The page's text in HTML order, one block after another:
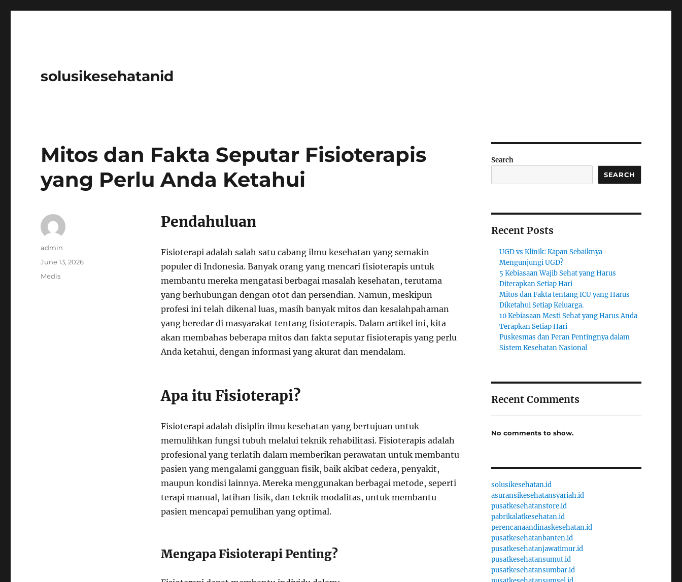
solusikesehatanid
Mitos dan Fakta Seputar Fisioterapis
yang Perlu Anda Ketahui
Pendahuluan
Fisioterapi adalah salah satu cabang ilmu kesehatan yang semakin
populer di Indonesia. Banyak orang yang mencari fisioterapis untuk
membantu mereka mengatasi berbagai masalah kesehatan, terutama
yang berhubungan dengan otot dan persendian. Namun, meskipun
profesi ini telah dikenal luas, masih banyak mitos dan kesalahpahaman
yang beredar di masyarakat tentang fisioterapis. Dalam artikel ini, kita
akan membahas beberapa mitos dan fakta seputar fisioterapis yang perlu
Anda ketahui, dengan informasi yang akurat dan mendalam.
Apa itu Fisioterapi?
Fisioterapi adalah disiplin ilmu kesehatan yang bertujuan untuk
memulihkan fungsi tubuh melalui teknik rehabilitasi. Fisioterapis adalah
profesional yang terlatih dalam memberikan perawatan untuk membantu
pasien yang mengalami gangguan fisik, baik akibat cedera, penyakit,
maupun kondisi lainnya. Mereka menggunakan berbagai metode, seperti
terapi manual, latihan fisik, dan teknik modalitas, untuk membantu
pasien mencapai pemulihan yang optimal.
Mengapa Fisioterapi Penting?
Author
admin
Posted
June 13, 2026
Categories
Medis
Search
SEARCH
Recent Posts
UGD vs Klinik: Kapan Sebaiknya
Mengunjungi UGD?
5 Kebiasaan Wajib Sehat yang Harus
Diterapkan Setiap Hari
Mitos dan Fakta tentang ICU yang Harus
Diketahui Setiap Keluarga.
10 Kebiasaan Mesti Sehat yang Harus Anda
Terapkan Setiap Hari
Puskesmas dan Peran Pentingnya dalam
Sistem Kesehatan Nasional
Recent Comments
No comments to show.
solusikesehatan.id
asuransikesehatansyariah.id
pusatkesehatanstore.id
pabrikalatkesehatan.id
perencanaandinaskesehatan.id
pusatkesehatanbanten.id
pusatkesehatanjawatimur.id
pusatkesehatansumut.id
pusatkesehatansumbar.id